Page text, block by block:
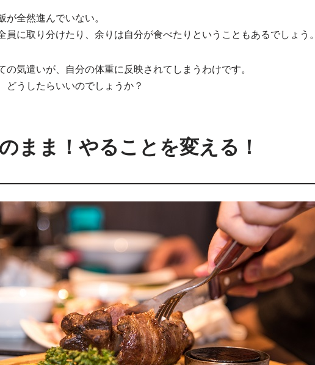
が全然進んでいない。
員に取り分けたり、余りは自分が食べたりということもあるでしょう。
の気遣いが、自分の体重に反映されてしまうわけです。
どうしたらいいのでしょうか？
まま！やることを変える！